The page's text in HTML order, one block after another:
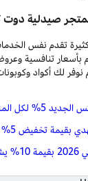
صيدلية
تقدم نفس
تنافسية
لك أكواد
لكل المنتجات
تخفيض 5% على كل شيء